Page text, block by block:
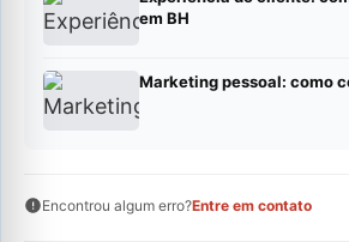
em BH
Marketing pessoal: como
Encontrou algum erro?Entre em contato